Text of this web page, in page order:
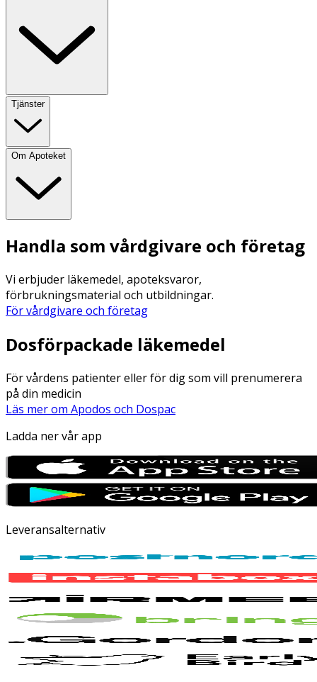
Tjänster
Om Apoteket
Handla som vårdgivare och företag
Vi erbjuder läkemedel, apoteksvaror,
förbrukningsmaterial och utbildningar.
För vårdgivare och företag
Dosförpackade läkemedel
För vårdens patienter eller för dig som vill prenumerera
på din medicin
Läs mer om Apodos och Dospac
Ladda ner vår app
Leveransalternativ